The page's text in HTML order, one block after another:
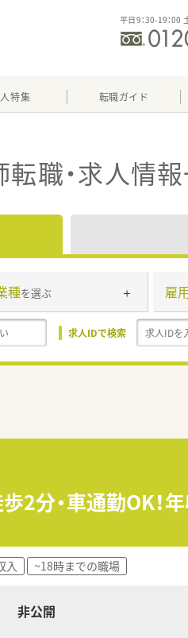
平日9：30-19：00
特集 転職ガイド
職・求人情
種を選ぶ 雇
求人IDで検索
分・車通勤OK！
入 ~18時までの職場
非公開